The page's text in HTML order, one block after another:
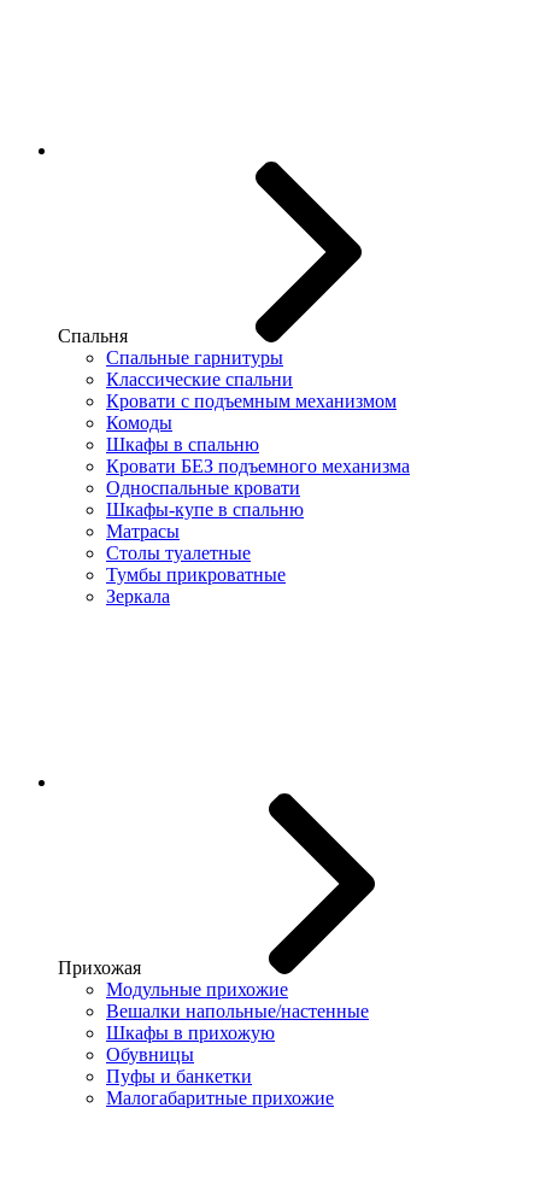
Спальня
Спальные гарнитуры
Классические спальни
Кровати с подъемным механизмом
Комоды
Шкафы в спальню
Кровати БЕЗ подъемного механизма
Односпальные кровати
Шкафы-купе в спальню
Матрасы
Столы туалетные
Тумбы прикроватные
Зеркала
Прихожая
Модульные прихожие
Вешалки напольные/настенные
Шкафы в прихожую
Обувницы
Пуфы и банкетки
Малогабаритные прихожие